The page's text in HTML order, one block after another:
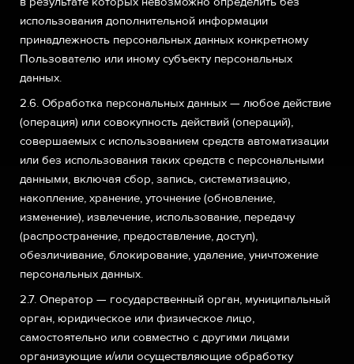
использования дополнительной информации
принадлежность персональных данных конкретному
Пользователю или иному субъекту персональных
данных.
2.6. Обработка персональных данных — любое действие
(операция) или совокупность действий (операций),
совершаемых с использованием средств автоматизации
или без использования таких средств с персональными
данными, включая сбор, запись, систематизацию,
накопление, хранение, уточнение (обновление,
изменение), извлечение, использование, передачу
(распространение, предоставление, доступ),
обезличивание, блокирование, удаление, уничтожение
персональных данных.
2.7. Оператор — государственный орган, муниципальный
орган, юридическое или физическое лицо,
самостоятельно или совместно с другими лицами
организующие и/или осуществляющие обработку